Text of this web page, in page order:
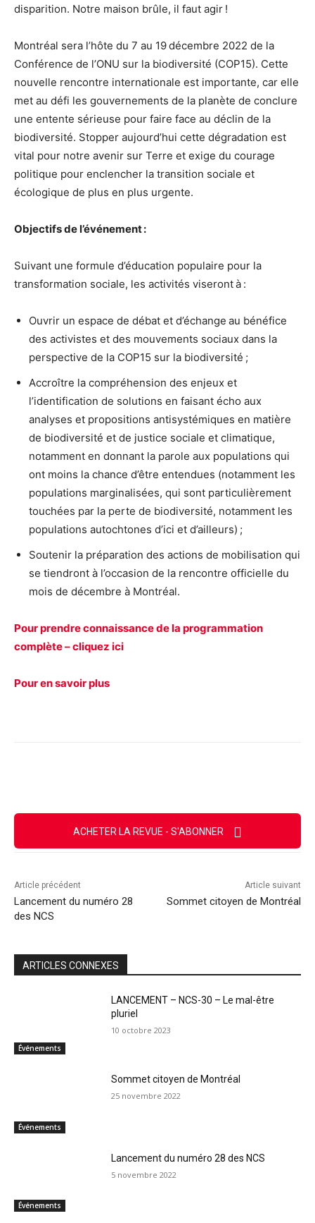
disparition. Notre maison brûle, il faut agir !
Montréal sera l’hôte du 7 au 19 décembre 2022 de la
Conférence de l’ONU sur la biodiversité (COP15). Cette
nouvelle rencontre internationale est importante, car elle
met au défi les gouvernements de la planète de conclure
une entente sérieuse pour faire face au déclin de la
biodiversité. Stopper aujourd’hui cette dégradation est
vital pour notre avenir sur Terre et exige du courage
politique pour enclencher la transition sociale et
écologique de plus en plus urgente.
Objectifs de l’événement :
Suivant une formule d’éducation populaire pour la
transformation sociale, les activités viseront à :
Ouvrir un espace de débat et d’échange au bénéfice
des activistes et des mouvements sociaux dans la
perspective de la COP15 sur la biodiversité ;
Accroître la compréhension des enjeux et
l’identification de solutions en faisant écho aux
analyses et propositions antisystémiques en matière
de biodiversité et de justice sociale et climatique,
notamment en donnant la parole aux populations qui
ont moins la chance d’être entendues (notamment les
populations marginalisées, qui sont particulièrement
touchées par la perte de biodiversité, notamment les
populations autochtones d’ici et d’ailleurs) ;
Soutenir la préparation des actions de mobilisation qui
se tiendront à l’occasion de la rencontre officielle du
mois de décembre à Montréal.
Pour prendre connaissance de la programmation
complète – cliquez ici
Pour en savoir plus
ACHETER LA REVUE - S'ABONNER
Article précédent
Lancement du numéro 28
des NCS
Article suivant
Sommet citoyen de Montréal
ARTICLES CONNEXES
Événements
LANCEMENT – NCS-30 – Le mal-être
pluriel
10 octobre 2023
Événements
Sommet citoyen de Montréal
25 novembre 2022
Événements
Lancement du numéro 28 des NCS
5 novembre 2022